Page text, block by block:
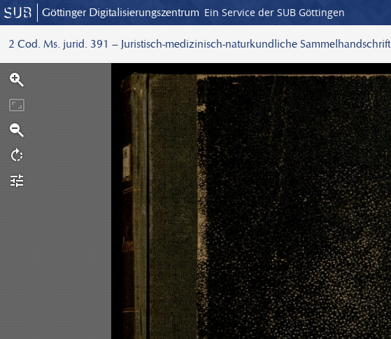
Göttinger Digitalisierungszentrum Ein Service der SUB Göttingen
2 Cod. Ms. jurid. 391 – Juristisch-medizinisch-naturkundliche Sammelhandschrift